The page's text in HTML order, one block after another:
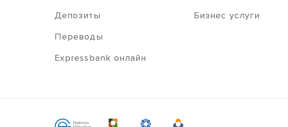
Депозиты
Переводы
Expressbank онлайн
Бизнес услуги